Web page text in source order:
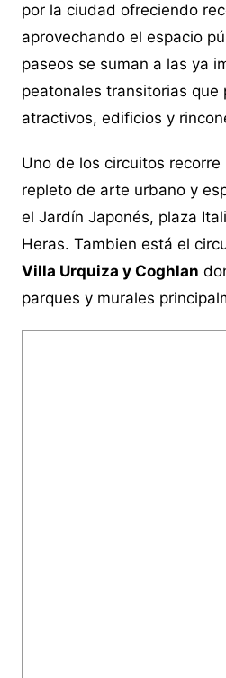
por la ciudad ofreciendo
aprovechando el espacio
paseos se suman a las ya
peatonales transitorias que
atractivos, edificios y
Uno de los circuitos recorre
repleto de arte urbano y
el Jardín Japonés, plaza
Heras. Tambien está el
Villa Urquiza y Coghlan
parques y murales